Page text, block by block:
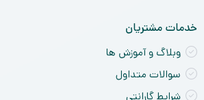
خدمات مشتریان
وبلاگ و آموزش ها
سوالات متداول
شرایط گارانتی